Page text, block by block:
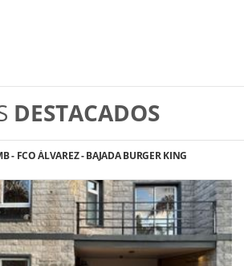
DESTACADOS
- FCO ÁLVAREZ - BAJADA BURGER KING